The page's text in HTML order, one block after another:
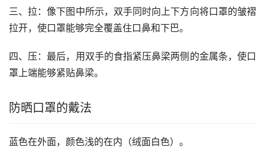
三、拉：像下图中所示，双手同时向上下方向将口罩的皱褶
拉开，使口罩能够完全覆盖住口鼻和下巴。
四、压：最后，用双手的食指紧压鼻梁两侧的金属条，使口
罩上端能够紧贴鼻梁。
防晒口罩的戴法
蓝色在外面，颜色浅的在内（绒面白色）。